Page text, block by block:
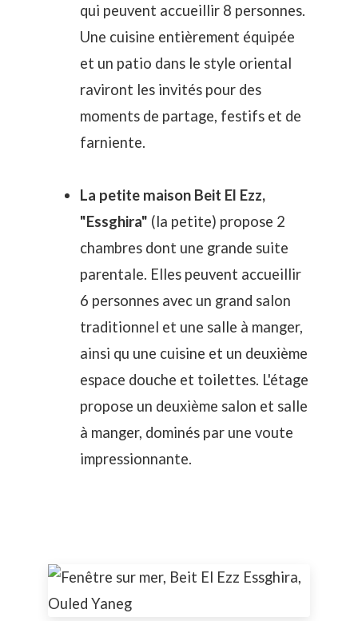
qui peuvent accueillir 8 personnes.
Une cuisine entièrement équipée
et un patio dans le style oriental
raviront les invités pour des
moments de partage, festifs et de
farniente.
La petite maison Beit El Ezz,
"Essghira" (la petite) propose 2
chambres dont une grande suite
parentale. Elles peuvent accueillir
6 personnes avec un grand salon
traditionnel et une salle à manger,
ainsi qu une cuisine et un deuxième
espace douche et toilettes. L'étage
propose un deuxième salon et salle
à manger, dominés par une voute
impressionnante.